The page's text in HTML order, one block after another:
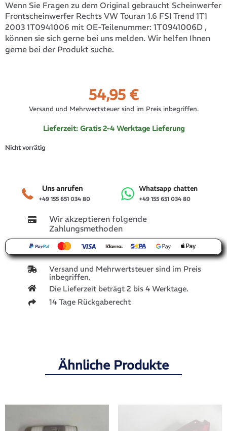
Wenn Sie Fragen zu dem Original gebraucht Scheinwerfer
Frontscheinwerfer Rechts VW Touran 1.6 FSI Trend 1T1
2003 1T0941006 mit OE-Teilenummer: 1T0941006D ,
können sie sich gerne bei uns melden. Wir helfen Ihnen
gerne bei der Produkt suche.
54,95 €
Versand und Mehrwertsteuer sind im Preis inbegriffen.
Lieferzeit: Gratis 2-4 Werktage Lieferung
Nicht vorrätig
+49 155 651 034 80
Uns anrufen
+49 155 651 034 80
Whatsapp chatten
Wir akzeptieren folgende
Zahlungsmethoden
Versand und Mehrwertsteuer sind im Preis
inbegriffen.
Die Lieferzeit beträgt 2 bis 4 Werktage.
14 Tage Rückgaberecht
Ähnliche Produkte